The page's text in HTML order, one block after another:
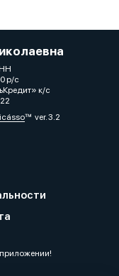
р/с
к/с
ver. 3.2